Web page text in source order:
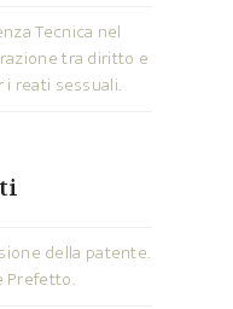
Tecnica nel
tra diritto e
reati sessuali.
della patente.
Prefetto.